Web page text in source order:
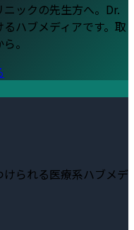
ックの先生方へ。Dr.
ハブメディアです。取
。
られる医療系ハブメデ